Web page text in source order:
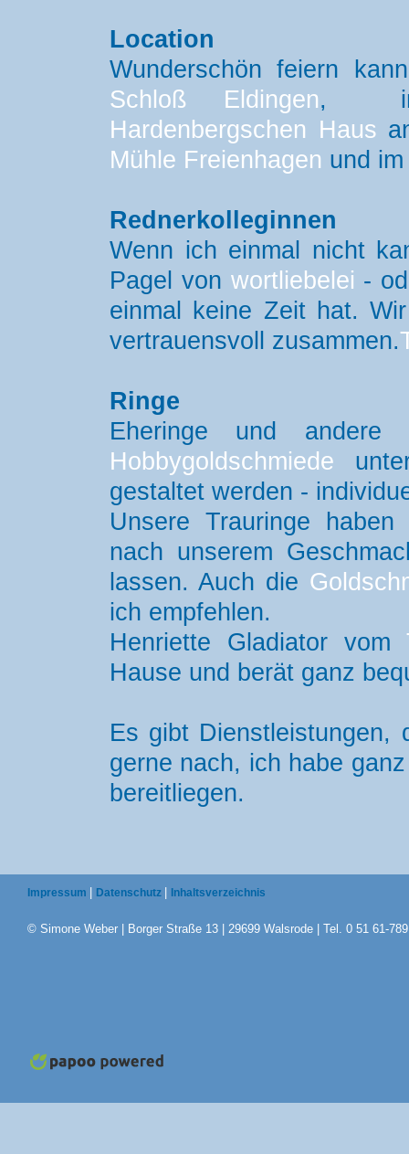
Location
Wunderschön feiern
Schloß Eldingen,
Hardenbergschen Haus
Mühle Freienhagen und
Rednerkolleginnen
Wenn ich einmal nicht
Pagel von wortliebelei -
einmal keine Zeit hat.
vertrauensvoll zusammen.
Ringe
Eheringe und andere
Hobbygoldschmiede
gestaltet werden -
Unsere Trauringe
nach unserem
lassen. Auch die
ich empfehlen.
Henriette Gladiator vom
Hause und berät ganz
Es gibt Dienstleistungen,
gerne nach, ich habe
bereitliegen.
Impressum Datenschutz Inhaltsverzeichnis
© Simone Weber | Borger Straße 13 | 29699 Walsrode | Tel. 0 51 61-